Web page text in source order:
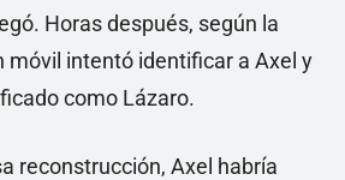
Horas después, según la
móvil intentó identificar a Axel y
como Lázaro.
reconstrucción, Axel habría